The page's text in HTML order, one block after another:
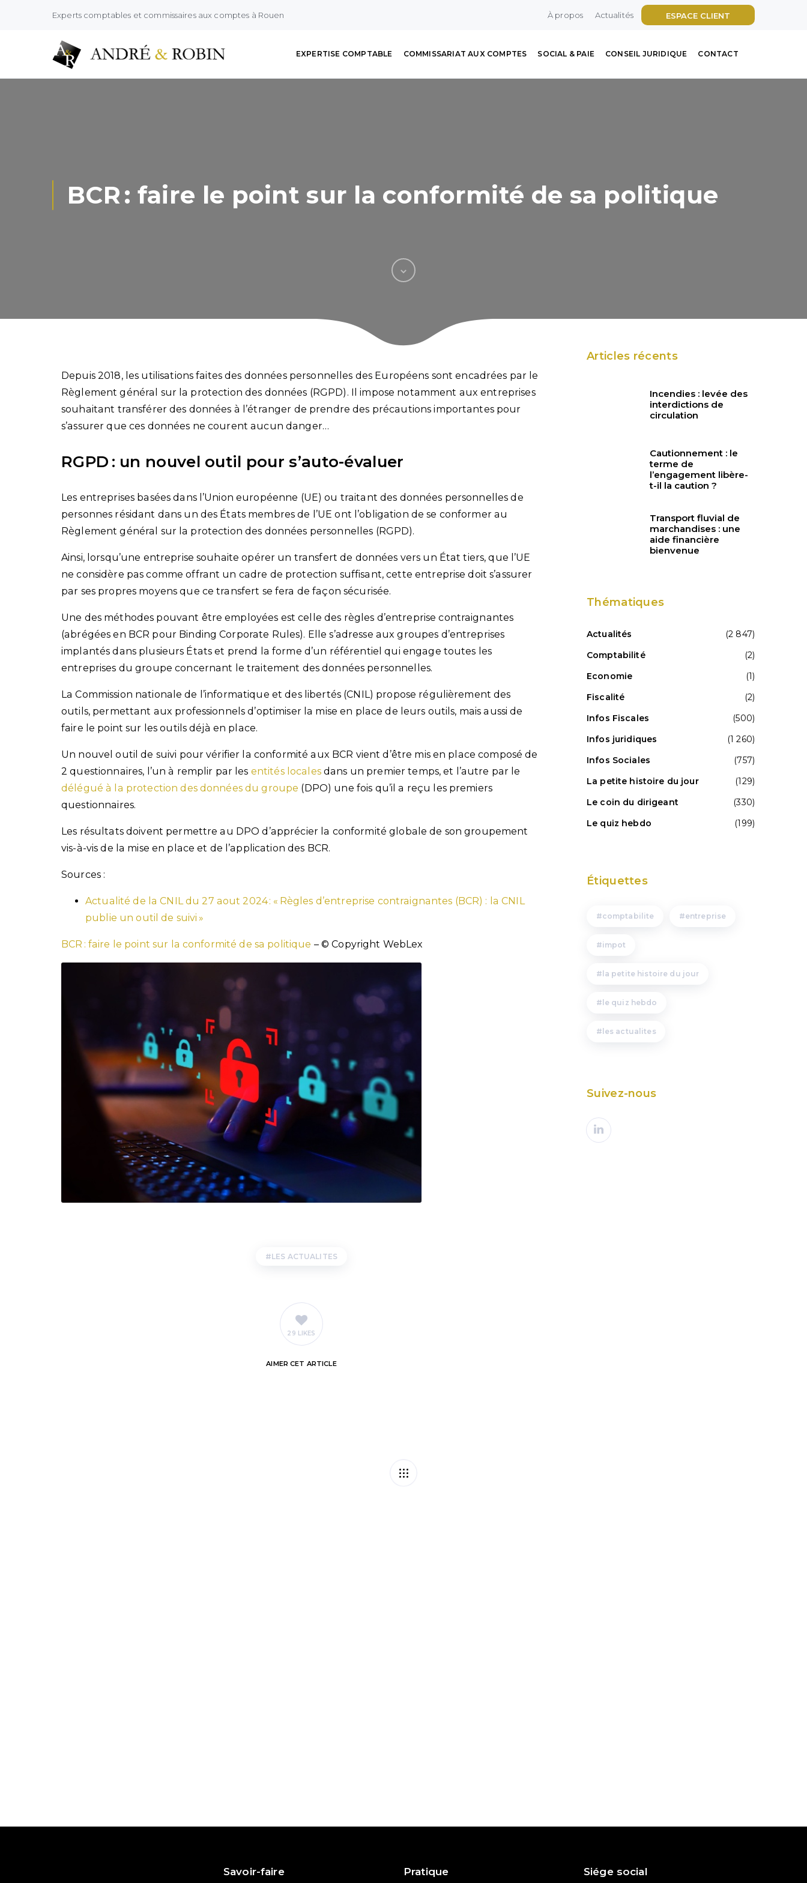
Experts comptables et commissaires aux comptes à Rouen ESPACE CLIENT
À propos Actualités
EXPERTISE COMPTABLE COMMISSARIAT AUX COMPTES SOCIAL & PAIE CONSEIL JURIDIQUE CONTACT
BCR : faire le point sur la conformité de sa politique
Depuis 2018, les utilisations faites des données personnelles des Européens sont encadrées par le
Règlement général sur la protection des données (RGPD). Il impose notamment aux entreprises
souhaitant transférer des données à l’étranger de prendre des précautions importantes pour
s’assurer que ces données ne courent aucun danger…
RGPD : un nouvel outil pour s’auto-évaluer
Les entreprises basées dans l’Union européenne (UE) ou traitant des données personnelles de
personnes résidant dans un des États membres de l’UE ont l’obligation de se conformer au
Règlement général sur la protection des données personnelles (RGPD).
Ainsi, lorsqu’une entreprise souhaite opérer un transfert de données vers un État tiers, que l’UE
ne considère pas comme offrant un cadre de protection suffisant, cette entreprise doit s’assurer
par ses propres moyens que ce transfert se fera de façon sécurisée.
Une des méthodes pouvant être employées est celle des règles d’entreprise contraignantes
(abrégées en BCR pour Binding Corporate Rules). Elle s’adresse aux groupes d’entreprises
implantés dans plusieurs États et prend la forme d’un référentiel qui engage toutes les
entreprises du groupe concernant le traitement des données personnelles.
La Commission nationale de l’informatique et des libertés (CNIL) propose régulièrement des
outils, permettant aux professionnels d’optimiser la mise en place de leurs outils, mais aussi de
faire le point sur les outils déjà en place.
Un nouvel outil de suivi pour vérifier la conformité aux BCR vient d’être mis en place composé de
2 questionnaires, l’un à remplir par les entités localesdans un premier temps, et l’autre par le
délégué à la protection des données du groupe (DPO) une fois qu’il a reçu les premiers
questionnaires.
Les résultats doivent permettre au DPO d’apprécier la conformité globale de son groupement
vis-à-vis de la mise en place et de l’application des BCR.
Sources :
Actualité de la CNIL du 27 aout 2024 : « Règles d’entreprise contraignantes (BCR) : la CNIL
publie un outil de suivi »
BCR : faire le point sur la conformité de sa politique – © Copyright WebLex
LES ACTUALITES
29 LIKES
AIMER CET ARTICLE
Articles récents
Incendies : levée des
interdictions de
circulation
Cautionnement : le
terme de
l’engagement libère-
t-il la caution ?
Transport fluvial de
marchandises : une
aide financière
bienvenue
Thématiques
Actualités
(2 847)
Comptabilité
(2)
Economie
(1)
Fiscalité
(2)
Infos Fiscales
(500)
Infos juridiques
(1 260)
Infos Sociales
(757)
La petite histoire du jour
(129)
Le coin du dirigeant
(330)
Le quiz hebdo
(199)
Étiquettes
comptabilite entreprise
impot
la petite histoire du jour
le quiz hebdo
les actualites
Suivez-nous
Savoir-faire Pratique Siége social